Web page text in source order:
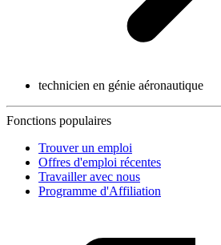
technicien en génie aéronautique
Fonctions populaires
Trouver un emploi
Offres d'emploi récentes
Travailler avec nous
Programme d'Affiliation